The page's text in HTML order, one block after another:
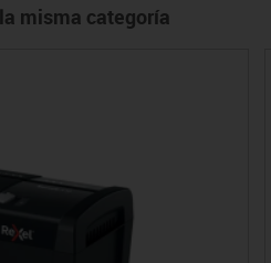
misma categoría